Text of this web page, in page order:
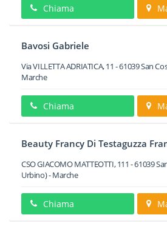
Chiama
Bavosi Gabriele
Via VILLETTA ADRIATICA, 11 -61039San
Marche
Chiama
Beauty Francy Di Testaguzza
CSO GIACOMO MATTEOTTI, 111 -61039
Urbino) -Marche
Chiama